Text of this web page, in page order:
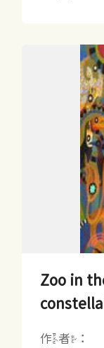
Zoo in
作者：